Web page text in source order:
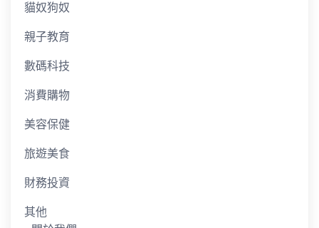
貓奴狗奴
親子教育
數碼科技
消費購物
美容保健
旅遊美食
財務投資
其他